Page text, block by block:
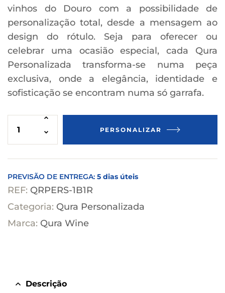
vinhos do Douro com a possibilidade de
personalização total, desde a mensagem ao
design do rótulo. Seja para oferecer ou
celebrar uma ocasião especial, cada Qura
Personalizada transforma-se numa peça
exclusiva, onde a elegância, identidade e
sofisticação se encontram numa só garrafa.
PERSONALIZAR
PREVISÃO DE ENTREGA: 5 dias úteis
REF: QRPERS-1B1R
Categoria: Qura Personalizada
Marca: Qura Wine
Descrição